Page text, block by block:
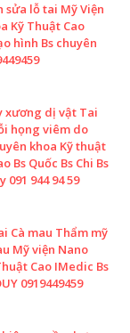
lỗ tai Mỹ Viện
Kỹ Thuật Cao
hình Bs chuyên
xương dị vật Tai
họng viêm do
khoa Kỹ thuật
Bs Quốc Bs Chi Bs
944 94 59
Cà mau Thẩm mỹ
Mỹ viện Nano
Cao IMedic Bs
0919449459